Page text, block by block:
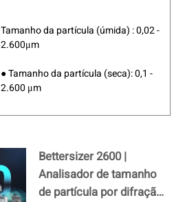
Tamanho da partícula (úmida) : 0,02 -
2.600μm
● Tamanho da partícula (seca): 0,1 -
2.600 μm
Bettersizer 2600 |
Analisador de tamanho
de partícula por difração